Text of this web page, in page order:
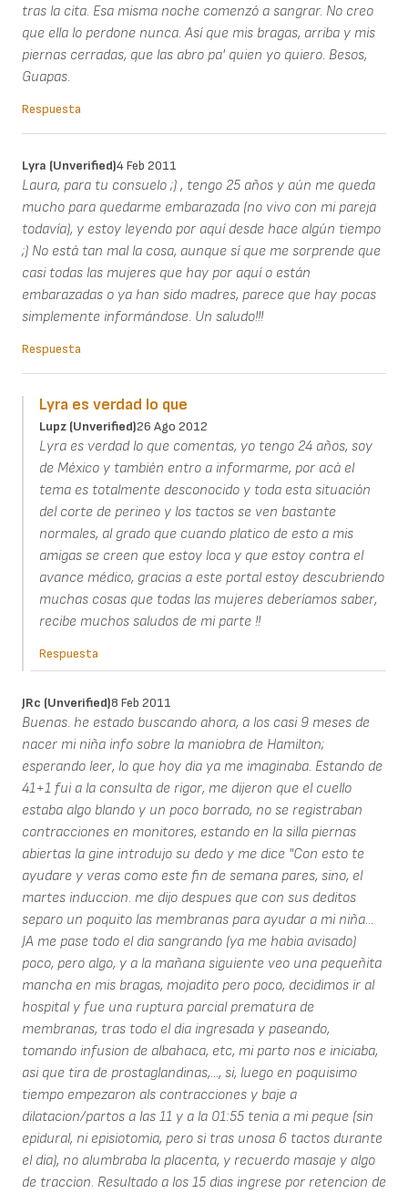
tras la cita. Esa misma noche comenzó a sangrar. No creo
que ella lo perdone nunca. Así que mis bragas, arriba y mis
piernas cerradas, que las abro pa' quien yo quiero. Besos,
Guapas.
Respuesta
Lyra (unverified)4 Feb 2011
Laura, para tu consuelo ;) , tengo 25 años y aún me queda
mucho para quedarme embarazada (no vivo con mi pareja
todavía), y estoy leyendo por aquí desde hace algún tiempo
;) No está tan mal la cosa, aunque sí que me sorprende que
casi todas las mujeres que hay por aquí o están
embarazadas o ya han sido madres, parece que hay pocas
simplemente informándose. Un saludo!!!
Respuesta
Lyra es verdad lo que
Lupz (unverified)26 Ago 2012
Lyra es verdad lo que comentas, yo tengo 24 años, soy
de México y también entro a informarme, por acá el
tema es totalmente desconocido y toda esta situación
del corte de perineo y los tactos se ven bastante
normales, al grado que cuando platico de esto a mis
amigas se creen que estoy loca y que estoy contra el
avance médico, gracias a este portal estoy descubriendo
muchas cosas que todas las mujeres deberíamos saber,
recibe muchos saludos de mi parte !!
Respuesta
JRc (unverified)8 Feb 2011
Buenas. he estado buscando ahora, a los casi 9 meses de
nacer mi niña info sobre la maniobra de Hamilton;
esperando leer, lo que hoy dia ya me imaginaba. Estando de
41+1 fui a la consulta de rigor, me dijeron que el cuello
estaba algo blando y un poco borrado, no se registraban
contracciones en monitores, estando en la silla piernas
abiertas la gine introdujo su dedo y me dice "Con esto te
ayudare y veras como este fin de semana pares, sino, el
martes induccion. me dijo despues que con sus deditos
separo un poquito las membranas para ayudar a mi niña...
JA me pase todo el dia sangrando (ya me habia avisado)
poco, pero algo, y a la mañana siguiente veo una pequeñita
mancha en mis bragas, mojadito pero poco, decidimos ir al
hospital y fue una ruptura parcial prematura de
membranas, tras todo el dia ingresada y paseando,
tomando infusion de albahaca, etc, mi parto nos e iniciaba,
asi que tira de prostaglandinas,..., si, luego en poquisimo
tiempo empezaron als contracciones y baje a
dilatacion/partos a las 11 y a la 01:55 tenia a mi peque (sin
epidural, ni episiotomia, pero si tras unosa 6 tactos durante
el dia), no alumbraba la placenta, y recuerdo masaje y algo
de traccion. Resultado a los 15 dias ingrese por retencion de